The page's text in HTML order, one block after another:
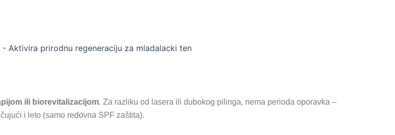
ili biorevitalizacijom. Za razliku od lasera ili dubokog pilinga, nema perioda oporavka –
i leto (samo redovna SPF zaštita).